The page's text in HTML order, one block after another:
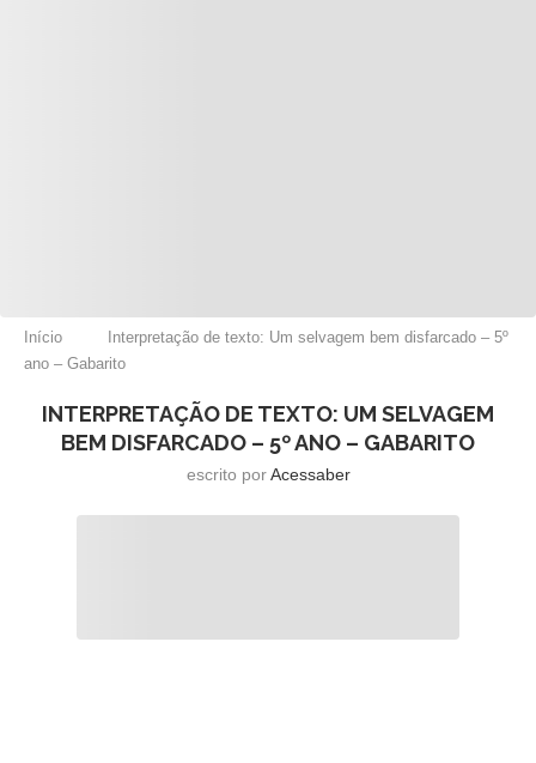
Início
Interpretação de texto: Um selvagem bem disfarcado – 5º
ano – Gabarito
INTERPRETAÇÃO DE TEXTO: UM SELVAGEM
BEM DISFARCADO – 5º ANO – GABARITO
escrito porAcessaber